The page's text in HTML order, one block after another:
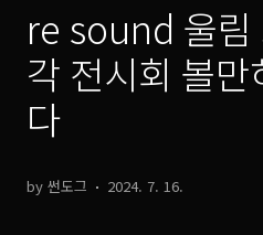
re sound 울림
각 전시회 볼
다
by 썬도그 2024. 7. 16.